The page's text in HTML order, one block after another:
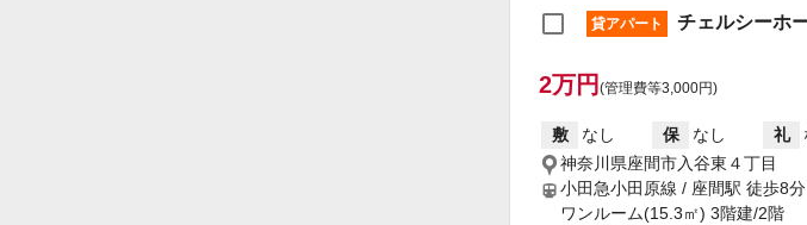
貸アパート チェルシーホ
2万円 (管理費等3,000円)
敷 なし 保 なし 礼
神奈川県座間市入谷東４丁目
小田急小田原線 / 座間駅 徒歩8分
ワンルーム(15.3㎡) 3階建/2階